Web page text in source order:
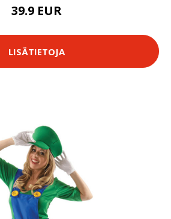
39.9 EUR
LISÄTIETOJA